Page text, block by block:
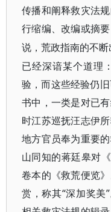
传播和阐释救灾法
行缩编、改编或摘
说，荒政指南的不断
已经深谙某个道理
验，而这些经验仍
书中，一类是对已
时江苏巡抚汪志伊
地方官员奉为重要
山同知的蒋廷皋对
卷本的《救荒便览
赏，称其“深加奖美